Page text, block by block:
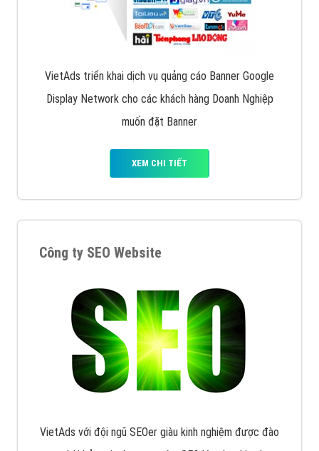
VietAds triển khai dịch vụ quảng cáo Banner Google
Display Network cho các khách hàng Doanh Nghiệp
muốn đặt Banner
XEM CHI TIẾT
Công ty SEO Website
VietAds với đội ngũ SEOer giàu kinh nghiệm được đào